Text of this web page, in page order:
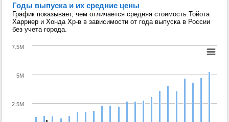
Годы выпуска и их средние цены
График показывает, чем отличается средняя стоимость Тойота
Харриер и Хонда Хр-в в зависимости от года выпуска в России
без учета города.
2.5M
5M
7.5M